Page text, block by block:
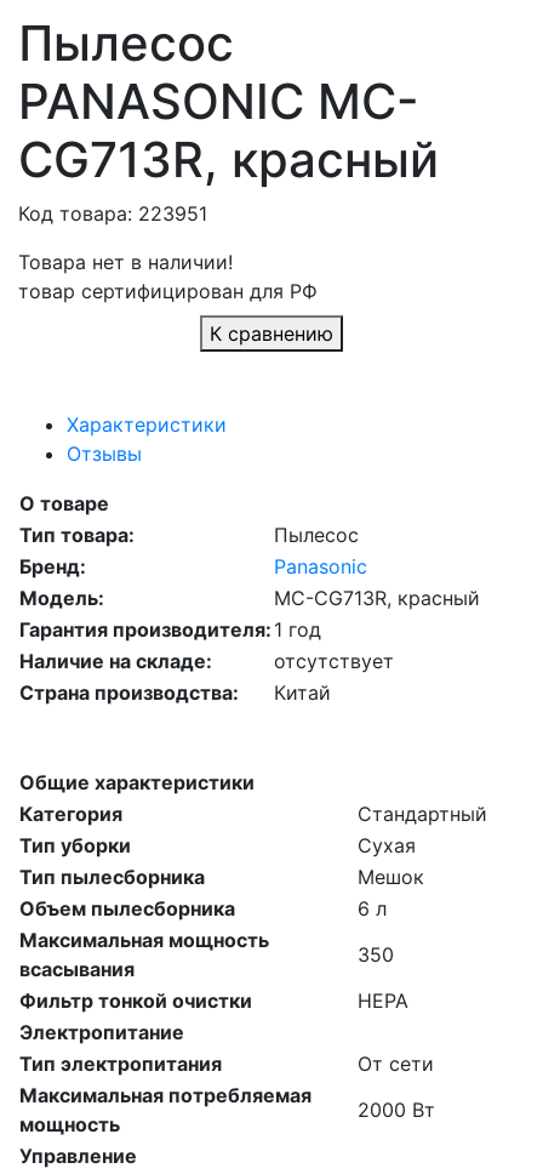
Пылесос
PANASONIC MC-
CG713R, красный
Код товара: 223951
Товара нет в наличии!
товар сертифицирован для РФ
К сравнению
Характеристики
Отзывы
Общие характеристики
Категория
Стандартный
Тип уборки
Сухая
Тип пылесборника
Мешок
Объем пылесборника
6 л
Максимальная мощность
всасывания
350
Фильтр тонкой очистки
HEPA
Электропитание
Тип электропитания
От сети
Максимальная потребляемая
мощность
2000 Вт
Управление
О товаре
Тип товара:
Пылесос
Бренд:
Panasonic
Модель:
MC-CG713R, красный
Гарантия производителя: 1 год
Наличие на складе:
отсутствует
Страна производства:
Китай